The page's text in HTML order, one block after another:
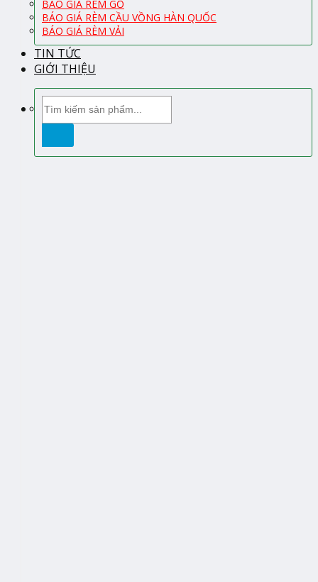
BÁO GIÁ RÈM GỖ
BÁO GIÁ RÈM CẦU VỒNG HÀN QUỐC
BÁO GIÁ RÈM VẢI
TIN TỨC
GIỚI THIỆU
kiếm: